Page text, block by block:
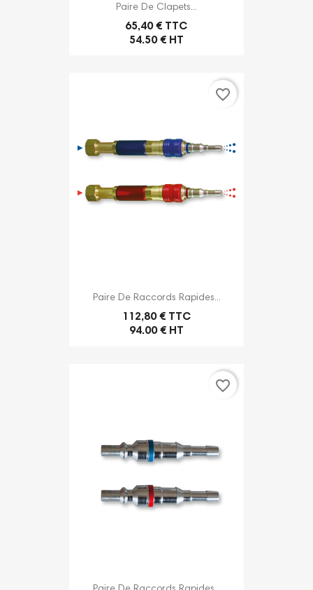
Paire De Clapets...
65,40 € TTC
54.50 € HT
Paire De Raccords Rapides...
112,80 € TTC
94.00 € HT
favorite_border
favorite_border